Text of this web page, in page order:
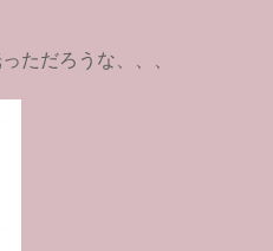
ただろうな、、、